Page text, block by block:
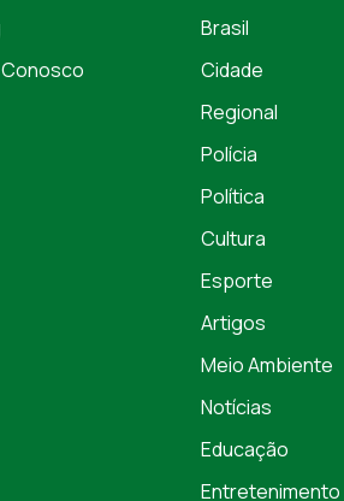
Conosco
Brasil
Cidade
Regional
Polícia
Política
Cultura
Esporte
Artigos
Meio Ambiente
Notícias
Educação
Entretenimento